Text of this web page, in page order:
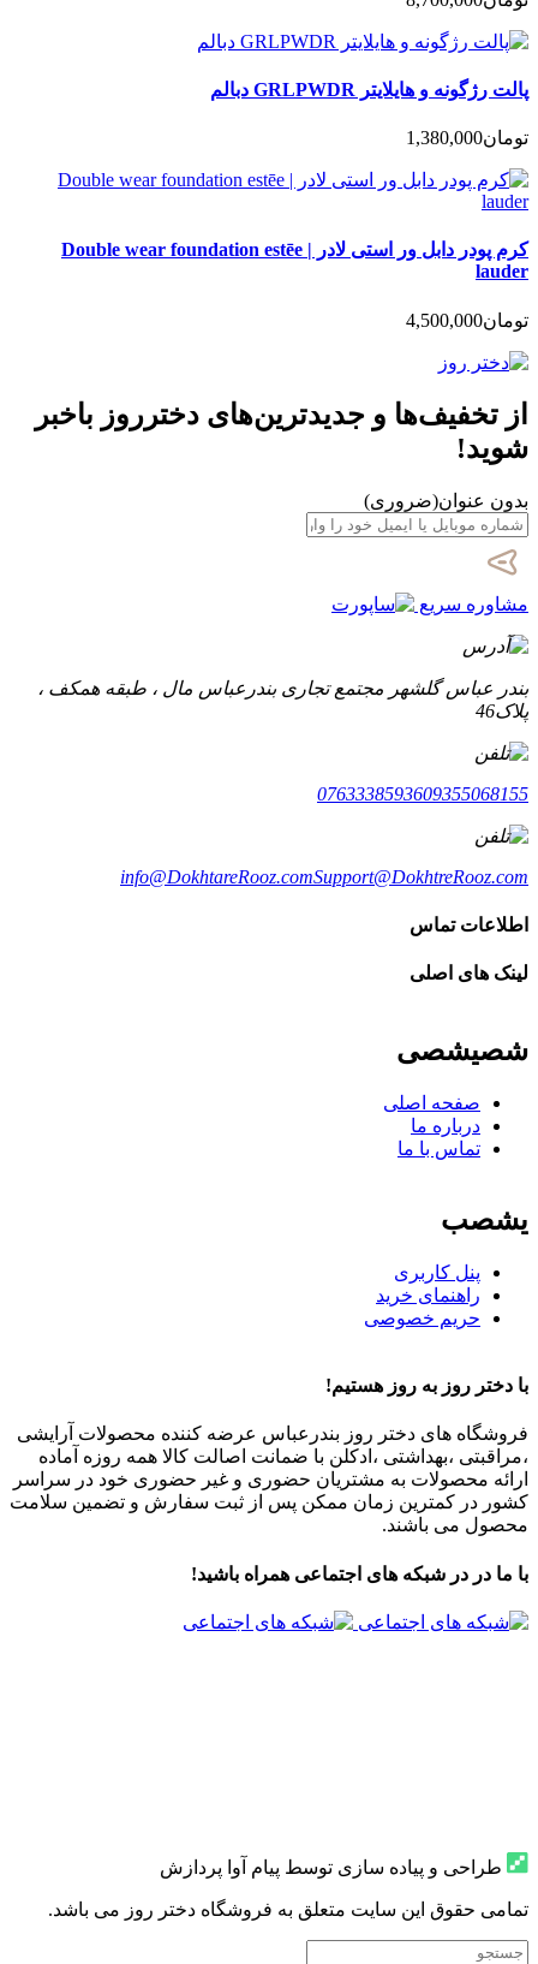
پالت رژگونه و هایلایتر GRLPWDR دبالم
تومان1,380,000
کرم پودر دابل ور استی لادر | Double wear foundation estēe
lauder
تومان4,500,000
از تخفیف‌ها و جدیدترین‌های دخترروز باخبر
شوید!
بدون عنوان(ضروری)
مشاوره سریع
بندر عباس گلشهر مجتمع تجاری بندرعباس مال ، طبقه همکف ،
پلاک46
0763338593609355068155
info@DokhtareRooz.comSupport@DokhtreRooz.com
اطلاعات تماس
لینک های اصلی
شصیشصی
صفحه اصلی
درباره ما
تماس با ما
یشصب
پنل کاربری
راهنمای خرید
حریم خصوصی
با دختر روز به روز هستیم!
فروشگاه های دختر روز بندرعباس عرضه کننده محصولات آرایشی
،مراقبتی ،بهداشتی ،ادکلن با ضمانت اصالت کالا همه روزه آماده
ارائه محصولات به مشتریان حضوری و غیر حضوری خود در سراسر
کشور در کمترین زمان ممکن پس از ثبت سفارش و تضمین سلامت
محصول می باشند.
با ما در در شبکه های اجتماعی همراه باشید!
طراحی و پیاده سازی توسط پیام آوا پردازش
تمامی حقوق این سایت متعلق به فروشگاه دختر روز می باشد.